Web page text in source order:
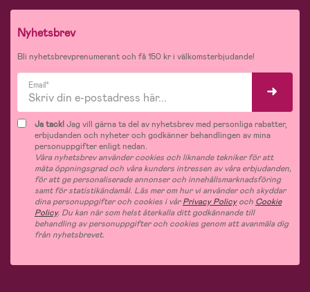
Nyhetsbrev
Bli nyhetsbrevprenumerant och få 150 kr i välkomsterbjudande!
Email*
Ja tack!Jag vill gärna ta del av nyhetsbrev med personliga rabatter,
erbjudanden och nyheter och godkänner behandlingen av mina
personuppgifter enligt nedan.
Våra nyhetsbrev använder cookies och liknande tekniker för att
mäta öppningsgrad och våra kunders intressen av våra erbjudanden,
för att ge personaliserade annonser och innehållsmarknadsföring
samt för statistikändamål. Läs mer om hur vi använder och skyddar
dina personuppgifter och cookies i vårPrivacy Policyoch Cookie
Policy. Du kan när som helst återkalla ditt godkännande till
behandling av personuppgifter och cookies genom att avanmäla dig
från nyhetsbrevet.